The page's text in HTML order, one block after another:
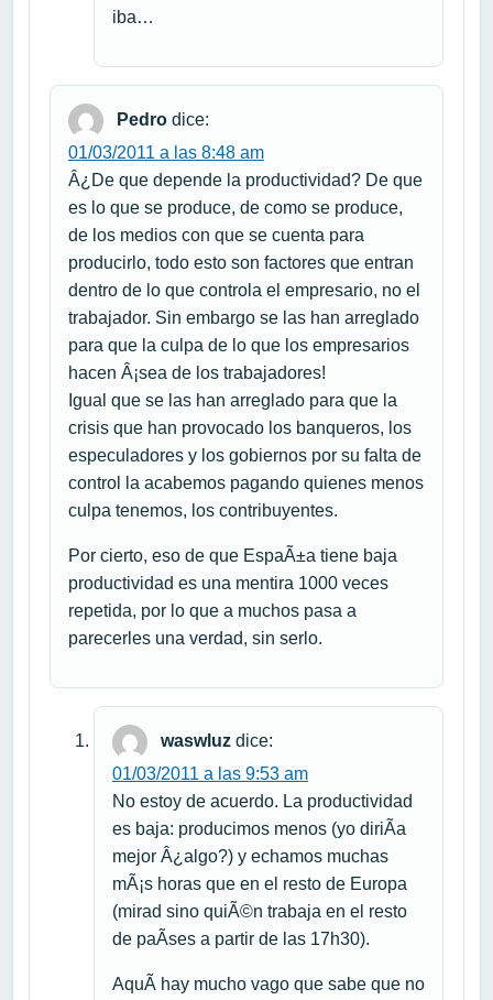
iba…
Pedro dice:
01/03/2011 a las 8:48 am
Â¿De que depende la productividad? De que
es lo que se produce, de como se produce,
de los medios con que se cuenta para
producirlo, todo esto son factores que entran
dentro de lo que controla el empresario, no el
trabajador. Sin embargo se las han arreglado
para que la culpa de lo que los empresarios
hacen Â¡sea de los trabajadores!
Igual que se las han arreglado para que la
crisis que han provocado los banqueros, los
especuladores y los gobiernos por su falta de
control la acabemos pagando quienes menos
culpa tenemos, los contribuyentes.
Por cierto, eso de que EspaÃ±a tiene baja
productividad es una mentira 1000 veces
repetida, por lo que a muchos pasa a
parecerles una verdad, sin serlo.
waswluz dice:
01/03/2011 a las 9:53 am
No estoy de acuerdo. La productividad
es baja: producimos menos (yo diriÃ­a
mejor Â¿algo?) y echamos muchas
mÃ¡s horas que en el resto de Europa
(mirad sino quiÃ©n trabaja en el resto
de paÃ­ses a partir de las 17h30).
AquÃ­ hay mucho vago que sabe que no